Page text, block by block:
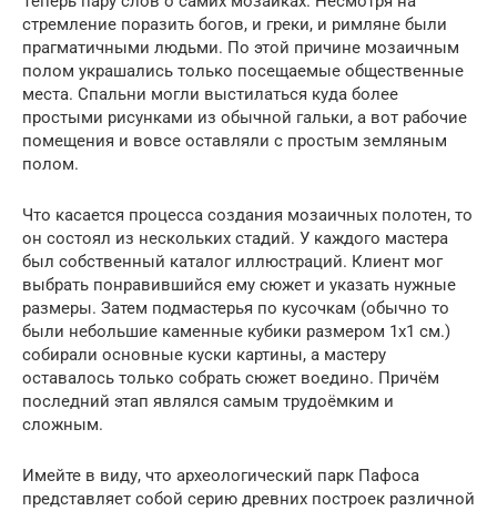
стремление поразить богов, и греки, и римляне были
прагматичными людьми. По этой причине мозаичным
полом украшались только посещаемые общественные
места. Спальни могли выстилаться куда более
простыми рисунками из обычной гальки, а вот рабочие
помещения и вовсе оставляли с простым земляным
полом.
Что касается процесса создания мозаичных полотен, то
он состоял из нескольких стадий. У каждого мастера
был собственный каталог иллюстраций. Клиент мог
выбрать понравившийся ему сюжет и указать нужные
размеры. Затем подмастерья по кусочкам (обычно то
были небольшие каменные кубики размером 1х1 см.)
собирали основные куски картины, а мастеру
оставалось только собрать сюжет воедино. Причём
последний этап являлся самым трудоёмким и
сложным.
Имейте в виду, что археологический парк Пафоса
представляет собой серию древних построек различной